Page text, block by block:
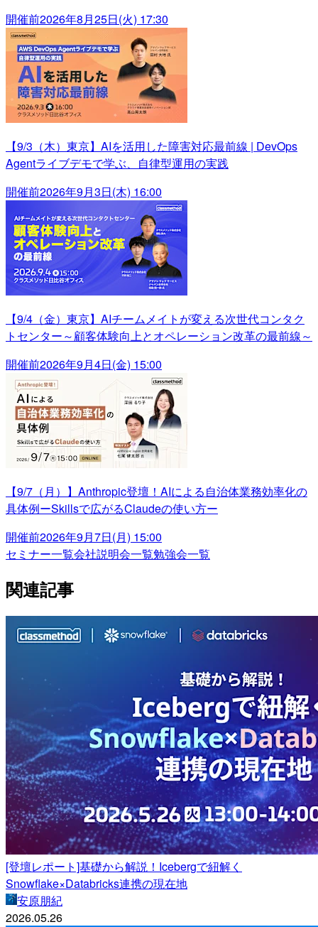
開催前2026年8月25日(火) 17:30
【9/3（木）東京】AIを活用した障害対応最前線 | DevOps
Agentライブデモで学ぶ、自律型運用の実践
開催前2026年9月3日(木) 16:00
【9/4（金）東京】AIチームメイトが変える次世代コンタク
トセンター～顧客体験向上とオペレーション改革の最前線～
開催前2026年9月4日(金) 15:00
【9/7（月）】Anthropic登壇！AIによる自治体業務効率化の
具体例ーSkillsで広がるClaudeの使い方ー
開催前2026年9月7日(月) 15:00
セミナー一覧会社説明会一覧勉強会一覧
関連記事
[登壇レポート]基礎から解説！Icebergで紐解く
Snowflake×Databricks連携の現在地
安原朋紀
2026.05.26